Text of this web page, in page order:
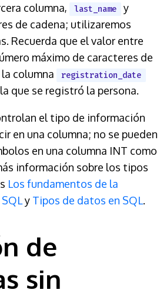
columna,
last_name y
de cadena; utilizaremos
Recuerda que el valor entre
máximo de caracteres de
columna
registration_date
que se registró la persona.
el tipo de información
en una columna; no se pueden
en una columna INT como
información sobre los tipos
Los fundamentos de la
y Tipos de datos en SQL.
de
sin